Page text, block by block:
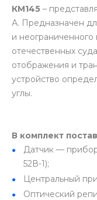
КМ145 –
А. Предназначен
и
отечественных
отображения и
устройство
углы.
В комплект
Датчик — прибор
52В-1);
Центральный
Оптический